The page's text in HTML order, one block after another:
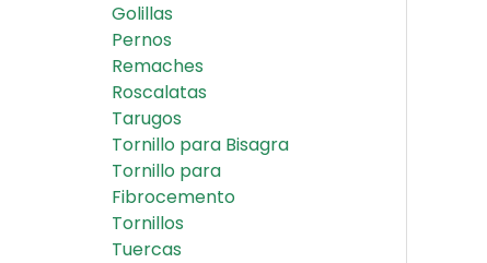
Golillas
Pernos
Remaches
Roscalatas
Tarugos
Tornillo para Bisagra
Tornillo para
Fibrocemento
Tornillos
Tuercas